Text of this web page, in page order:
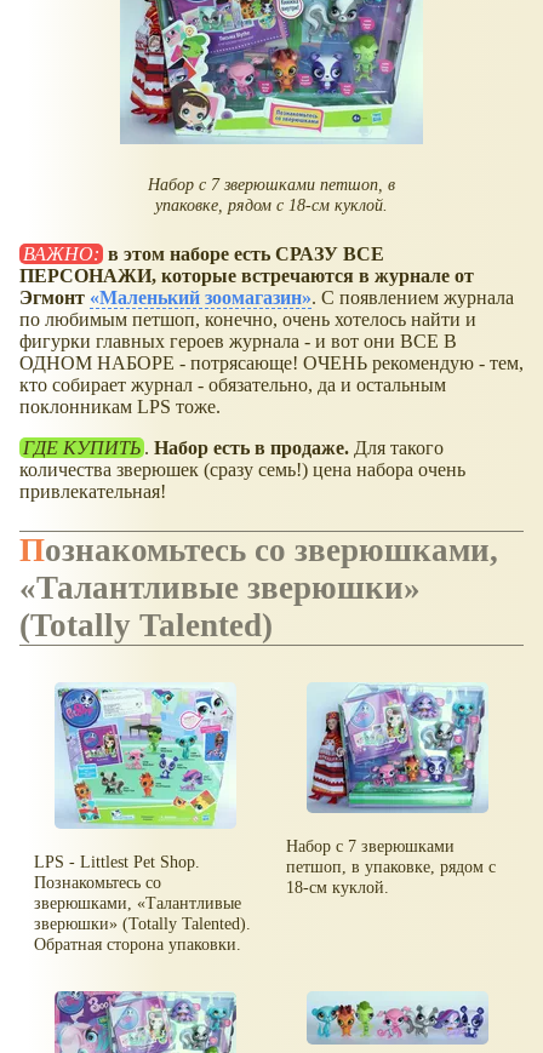
Набор с 7 зверюшками петшоп, в
упаковке, рядом с 18-см куклой.
ВАЖНО: в этом наборе есть СРАЗУ ВСЕ
ПЕРСОНАЖИ, которые встречаются в журнале от
Эгмонт
Маленький зоомагазин . С появлением журнала
по любимым петшоп, конечно, очень хотелось найти и
фигурки главных героев журнала - и вот они ВСЕ В
ОДНОМ НАБОРЕ - потрясающе! ОЧЕНЬ рекомендую - тем,
кто собирает журнал - обязательно, да и остальным
поклонникам LPS тоже.
ГДЕ КУПИТЬ . Набор есть в продаже. Для такого
количества зверюшек (сразу семь!) цена набора очень
привлекательная!
Познакомьтесь со зверюшками,
Талантливые зверюшки
(Totally Talented)
LPS - Littlest Pet Shop.
Познакомьтесь со
зверюшками, Талантливые
зверюшки
(Totally Talented).
Обратная сторона упаковки.
Набор с 7 зверюшками
петшоп, в упаковке, рядом с
18-см куклой.